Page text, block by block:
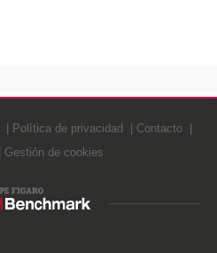
Política de privacidad
Contacto
Gestión de cookies